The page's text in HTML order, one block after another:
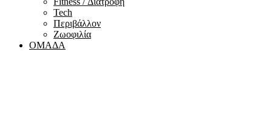
Tech
Περιβάλλον
Ζωοφιλία
ΟΜΑΔΑ